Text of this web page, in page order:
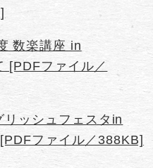
数楽講座 in
[PDFファイル／
ッシュフェスタin
ファイル／388KB]